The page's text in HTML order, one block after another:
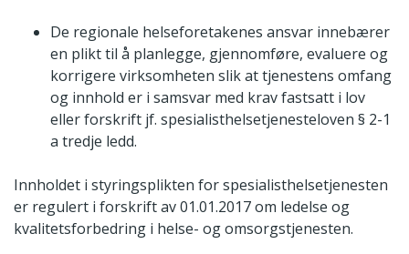
De regionale helseforetakenes ansvar innebærer
en plikt til å planlegge, gjennomføre, evaluere og
korrigere virksomheten slik at tjenestens omfang
og innhold er i samsvar med krav fastsatt i lov
eller forskrift jf. spesialisthelsetjenesteloven § 2-1
a tredje ledd.
Innholdet i styringsplikten for spesialisthelsetjenesten
er regulert i forskrift av 01.01.2017 om ledelse og
kvalitetsforbedring i helse- og omsorgstjenesten.